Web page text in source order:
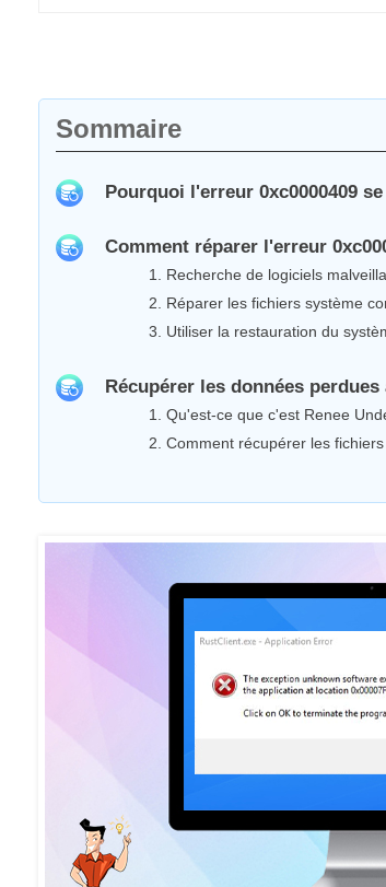
Sommaire
Pourquoi l'erreur 0xc0000409
Comment réparer l'erreur
1. Recherche de logiciels
2. Réparer les fichiers système
3. Utiliser la restauration du
Récupérer les données perdues
1. Qu'est-ce que c'est Renee
2. Comment récupérer les